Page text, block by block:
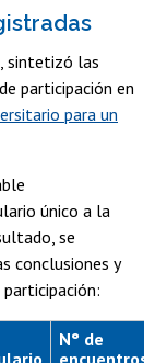
sintetizó las
participación en
para un
único a la
se
conclusiones y
N° de